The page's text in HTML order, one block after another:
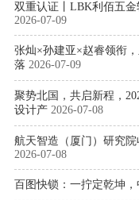
双重认证丨LBK利佰五
2026-07-09
张灿×孙建亚×赵睿领衔
落 2026-07-09
聚势北国，共启新程，
设计产 2026-07-08
航天智造（厦门）研究
2026-07-08
百图快锁：一拧定乾坤